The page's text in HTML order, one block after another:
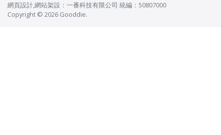
網頁設計,網站架設 ： 一番科技有限公司 統編：50807000
Copyright © 2026 Gooddie.